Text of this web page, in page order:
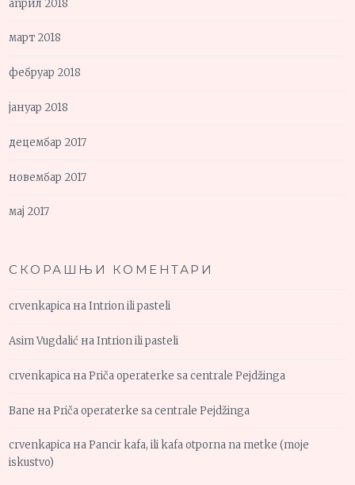
април 2018
март 2018
фебруар 2018
јануар 2018
децембар 2017
новембар 2017
мај 2017
СКОРАШЊИ КОМЕНТАРИ
crvenkapica наIntrion ili pasteli
Asim Vugdalić наIntrion ili pasteli
crvenkapica наPriča operaterke sa centrale Pejdžinga
Bane наPriča operaterke sa centrale Pejdžinga
crvenkapica наPancir kafa, ili kafa otporna na metke (moje
iskustvo)